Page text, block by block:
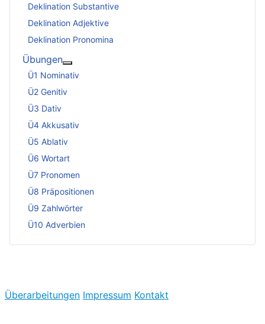
Deklination Substantive
Deklination Adjektive
Deklination Pronomina
Übungen
Ü1 Nominativ
Ü2 Genitiv
Ü3 Dativ
Ü4 Akkusativ
Ü5 Ablativ
Ü6 Wortart
Ü7 Pronomen
Ü8 Präpositionen
Ü9 Zahlwörter
Ü10 Adverbien
Überarbeitungen Impressum Kontakt